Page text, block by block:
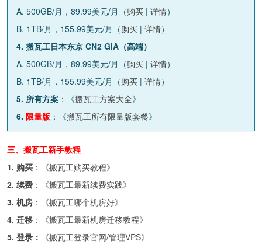
A. 500GB/月，89.99美元/月（购买 | 详情）
B. 1TB/月，155.99美元/月（购买 | 详情）
4. 搬瓦工日本东京 CN2 GIA（高端）
A. 500GB/月，89.99美元/月（购买 | 详情）
B. 1TB/月，155.99美元/月（购买 | 详情）
5. 所有方案 ：《搬瓦工方案大全》
6. 限量版 ：《搬瓦工所有限量版套餐》
三、搬瓦工新手教程
1. 购买 ：《搬瓦工购买教程》
2. 续费 ：《搬瓦工最新续费实践》
3. 机房 ：《搬瓦工哪个机房好》
4. 迁移 ：《搬瓦工最新机房迁移教程》
5. 登录：
《搬瓦工登录官网/管理VPS》